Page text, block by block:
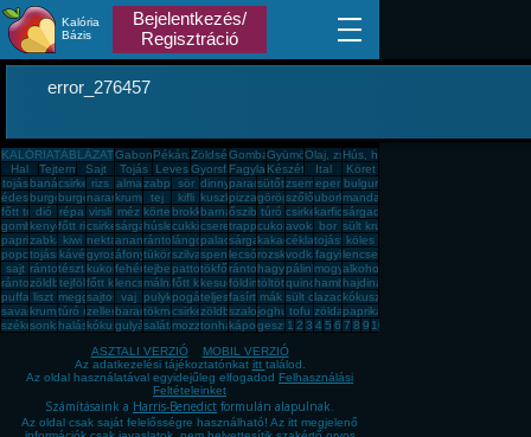
Kalória
Bázis
Bejelentkezés/
Regisztráció
error_276457
KALÓRIATÁBLÁZATGabona, mag, örlemény
Pékáru, édesség, sütemény, rágcsa, tészta
Zöldség, fűszer
GombaGyümölcsOlaj, zsíradékHús, húskészítmény
Hal
TejtermékSajt Tojás Leves Gyorsfagyasztott, dobozos, konzerv étel
Fagylalt, jégkrém
Készétel Ital
Köret
tojás banáncsirkemell
rizs alma zabpehely
sör dinnyeparadicsom
sütőtökzsemleeper bulgur
édesburgonya
burgonyaburgonyanarancskrumplitej kifli kuszkusz
pizzagörögdinnye
szőlőuborkamandarin
főtt tojás
dió répa virsli méz körte brokkolibarnarizsőszibarack
túró csirkecomb
karfiolsárgadinnye
gombakenyérfőtt rizscsirkemájsárgarépa
húslevescukkinicseresznyetrappista sajt
cukoravokádó
bor sült krumpli
paprikazabkása
kiwi nektarinananászrántott hús
lángospalacsintasárgabarack
kakaós csiga
céklatojásfehérje
köles
popcorntojásrántotta
kávégyrosáfonyatükörtojás
szilvaspenótlecsórozskenyér
vodkafagyi lencse
sajt rántott csirkemell
tésztakukoricafehér kenyér
tejbegrízpattogatott kukorica
tökfőzelék
rántottahagymapálinkamogyoróalkohol
rántott sajt
zöldbabtejfölfőtt kukorica
lencsefőzelék
málnafőtt krumpli
kesudióföldimogyoró
töltött káposzta
quinoahamburger
hajdina
puffasztott rizs
liszt meggysajtos pogácsa
vaj pulykamell
pogácsateljes kiőrlésû kenyér
fasírt mák sült csirkecomb
lazackókuszzsír
savanyú káposzta
krumplipüré
túró rudizellerbaracktökmagcsirkemell sonka
zöldbabfőzelék
szalonnajoghurttofu zöldalmapaprikás krumpli
székelykáposzta
sonkahalászlékókuszreszelék
gulyásleves
salátamozzarella
tonhalkáposztagesztenye
1 2 3 4 5 6 7 8 9 10
ASZTALI VERZIÓ
MOBIL VERZIÓ
Az adatkezelési tájékoztatónkat itt találod.
Az oldal használatával egyidejűleg elfogadod Felhasználási
Feltételeinket
Számításaink a Harris-Benedict formulán alapulnak.
Az oldal csak saját felelősségre használható! Az itt megjelenő